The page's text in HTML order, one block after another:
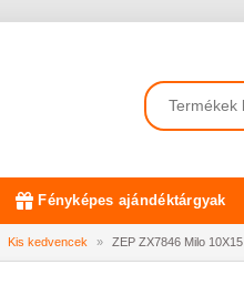
Fényképes ajándéktárgyak
Kis kedvencek » ZEP ZX7846 Milo 10X15